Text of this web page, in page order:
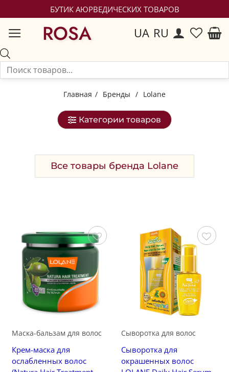
БУТИК АЮРВЕДИЧЕСКИХ ТОВАРОВ
ROSA UA RU
Главная / Бренды / Lolane
Категории товаров
Все товары бренда Lolane
Сохранить
Маска-бальзам для волос
Крем-маска для
ослабленных волос
Сохранить
Сыворотка для волос
Сыворотка для
окрашенных волос